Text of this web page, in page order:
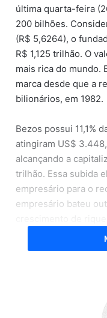
última quarta-feira
200 bilhões.
(R$ 5,6264), o
R$ 1,125 trilhão. O
mais rica do mundo.
marca desde que a
bilionários, em 1982.
Bezos possui 11,1%
atingiram US$
alcançando a
trilhão. Essa subida
empresário para o
empresário bateu
adicionou US$ 13
US$ 200 bilhões só
O acordo de divórcio